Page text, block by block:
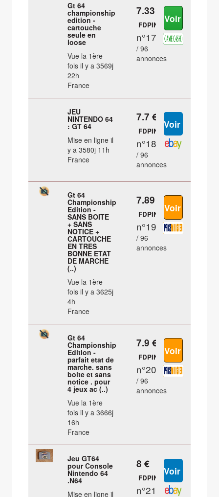
Gt 64
championship
edition -
cartouche
seule en
loose
Vue la 1ère
fois il y a 3569j
22h
France
7.33 €
FDPIN
n°17
/ 96
annonces
JEU
NINTENDO 64
: GT 64
Mise en ligne il
y a 3580j 11h
France
7.7 €
FDPIN
n°18
/ 96
annonces
Gt 64
Championship
Edition -
SANS BOITE
+ SANS
NOTICE +
CARTOUCHE
EN TRES
BONNE ETAT
DE MARCHE
(..)
Vue la 1ère
fois il y a 3625j
4h
France
7.89 €
FDPIN
n°19
/ 96
annonces
Gt 64
Championship
Edition -
parfait etat de
marche. sans
boite et sans
notice . pour
4 jeux ac (..)
Vue la 1ère
fois il y a 3666j
16h
France
7.9 €
FDPIN
n°20
/ 96
annonces
Jeu GT64
pour Console
Nintendo 64
.N64
Mise en ligne il
8 €
FDPIN
n°21